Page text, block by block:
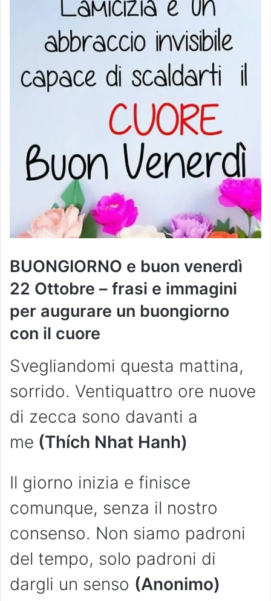
BUONGIORNO e buon venerdì
22 Ottobre – frasi e immagini
per augurare un buongiorno
con il cuore
Svegliandomi questa mattina,
sorrido. Ventiquattro ore nuove
di zecca sono davanti a
me (Thích Nhat Hanh)
Il giorno inizia e finisce
comunque, senza il nostro
consenso. Non siamo padroni
del tempo, solo padroni di
dargli un senso (Anonimo)